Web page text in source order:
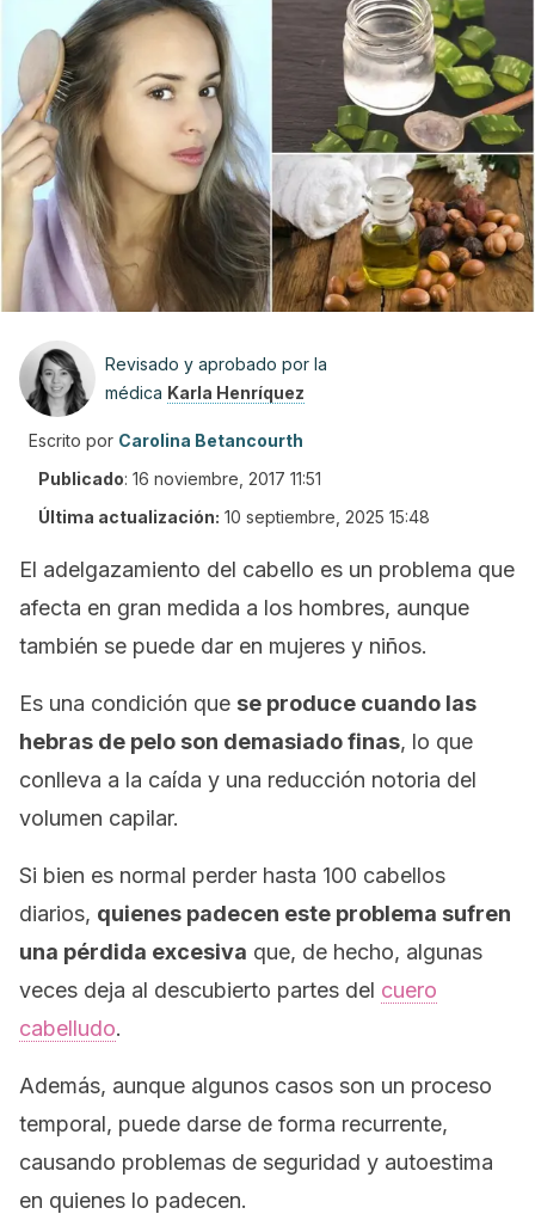
Revisado y aprobado por la
médica Karla Henríquez
Escrito por Carolina Betancourth
Publicado: 16 noviembre, 2017 11:51
Última actualización: 10 septiembre, 2025 15:48
El adelgazamiento del cabello es un problema que
afecta en gran medida a los hombres, aunque
también se puede dar en mujeres y niños.
Es una condición que se produce cuando las
hebras de pelo son demasiado finas, lo que
conlleva a la caída y una reducción notoria del
volumen capilar.
Si bien es normal perder hasta 100 cabellos
diarios, quienes padecen este problema sufren
una pérdida excesiva que, de hecho, algunas
veces deja al descubierto partes del cuero
cabelludo.
Además, aunque algunos casos son un proceso
temporal, puede darse de forma recurrente,
causando problemas de seguridad y autoestima
en quienes lo padecen.